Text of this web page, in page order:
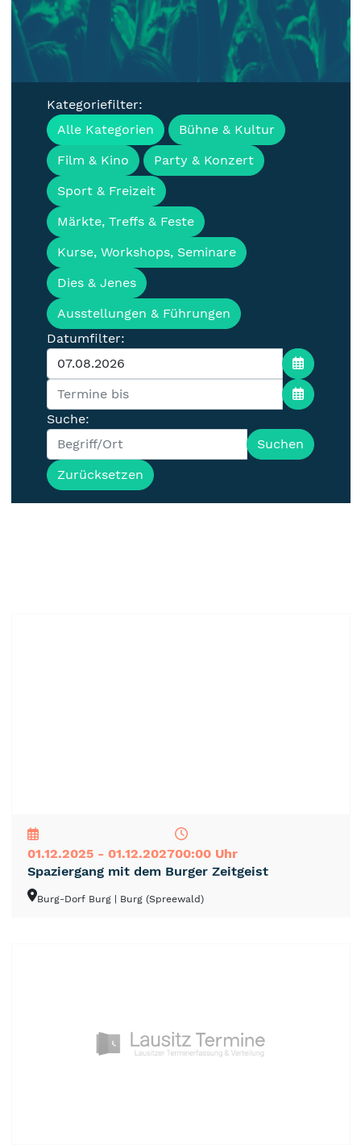
Veranstaltungen, Termine &
Events für die Lausitz
Kategoriefilter:
Alle Kategorien
Bühne & Kultur
Film & Kino
Party & Konzert
Sport & Freizeit
Märkte, Treffs & Feste
Kurse, Workshops, Seminare
Dies & Jenes
Ausstellungen & Führungen
Datumfilter:
Suche:
Suchen
Zurücksetzen
01.12.2025 - 01.12.202700:00 Uhr
Spaziergang mit dem Burger Zeitgeist
Burg-Dorf Burg | Burg (Spreewald)